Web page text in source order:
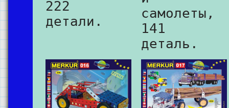
222
детали.
самолеты,
141
деталь.